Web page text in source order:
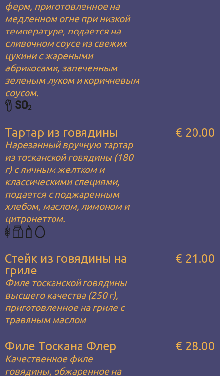
ферм, приготовленное на
медленном огне при низкой
температуре, подается на
сливочном соусе из свежих
цукини с жареными
абрикосами, запеченным
зеленым луком и коричневым
соусом.
Тартар из говядины
Нарезанный вручную тартар
из тосканской говядины (180
г) с яичным желтком и
классическими специями,
подается с поджаренным
хлебом, маслом, лимоном и
цитронеттом.
€ 20.00
Стейк из говядины на
гриле
Филе тосканской говядины
высшего качества (250 г),
приготовленное на гриле с
травяным маслом
€ 21.00
Филе Тоскана Флер
Качественное филе
говядины, обжаренное на
€ 28.00